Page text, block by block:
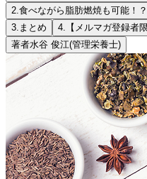
2.食べながら脂肪燃焼も可能！
3. まとめ 4. 【メルマガ登録者
著者水谷 俊江(管理栄養士)